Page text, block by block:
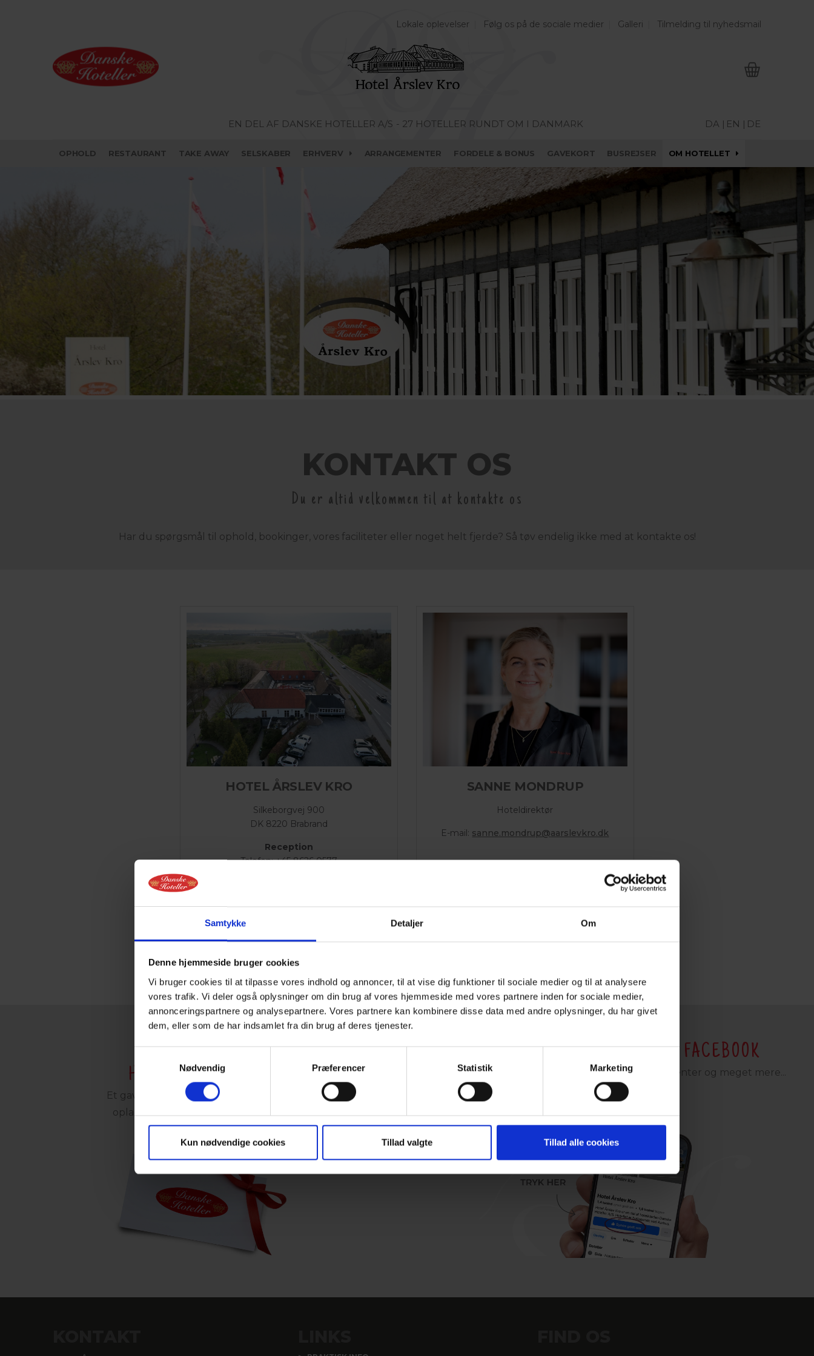
Samtykke Detaljer Om
Denne hjemmeside bruger cookies
Vi bruger cookies til at tilpasse vores indhold og annoncer, til at vise dig funktioner til sociale medier og til at analysere
vores trafik. Vi deler også oplysninger om din brug af vores hjemmeside med vores partnere inden for sociale medier,
annonceringspartnere og analysepartnere. Vores partnere kan kombinere disse data med andre oplysninger, du har givet
dem, eller som de har indsamlet fra din brug af deres tjenester.
Nødvendig
Præferencer Statistik Marketing
Kun nødvendige cookies Tillad valgte Tillad alle cookies
Lokale oplevelser Følg os på de sociale medier Galleri Tilmelding til nyhedsmail
EN DEL AF DANSKE HOTELLER A/S - 27 HOTELLER RUNDT OM I DANMARK DA | EN | DE
OPHOLD RESTAURANT TAKE AWAY SELSKABER ERHVERV ARRANGEMENTER FORDELE & BONUS GAVEKORT BUSREJSER OM HOTELLET
KONTAKT OS
Du er altid velkommen til at kontakte os
Har du spørgsmål til ophold, bookinger, vores faciliteter eller noget helt fjerde? Så tøv endelig ikke med at kontakte os!
HOTEL ÅRSLEV KRO
Silkeborgvej 900
DK 8220 Brabrand
Reception
Telefon: +45 8626 0577
Lørdag: kl. 07.00 - 16.00
Søndag: kl. 08.00 - 12.00
SANNE MONDRUP
Hoteldirektør
E-mail: sanne.mondrup@aarslevkro.dk
GAVEKORT TIL
HOTELOPLEVELSER
Et gavekort til Danske Hoteller er den
oplagte gave til dem, der ønsker sig
oplevelser
FØLG HOTEL ÅRSLEV KRO PÅ FACEBOOK
Hold dig opdateret med gode tilbud, arrangementer og meget mere...